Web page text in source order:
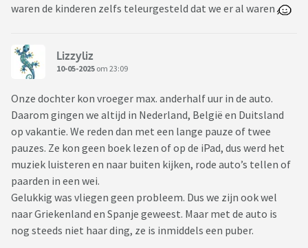
waren de kinderen zelfs teleurgesteld dat we er al waren
Lizzyliz
10-05-2025 om 23:09
Onze dochter kon vroeger max. anderhalf uur in de auto.
Daarom gingen we altijd in Nederland, België en Duitsland
op vakantie. We reden dan met een lange pauze of twee
pauzes. Ze kon geen boek lezen of op de iPad, dus werd het
muziek luisteren en naar buiten kijken, rode auto’s tellen of
paarden in een wei.
Gelukkig was vliegen geen probleem. Dus we zijn ook wel
naar Griekenland en Spanje geweest. Maar met de auto is
nog steeds niet haar ding, ze is inmiddels een puber.